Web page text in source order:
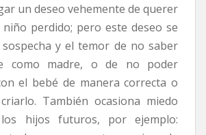
un deseo vehemente de querer
perdido; pero este deseo se
sospecha y el temor de no saber
como madre, o de no poder
el bebé de manera correcta o
También ocasiona miedo
hijos futuros, por ejemplo: